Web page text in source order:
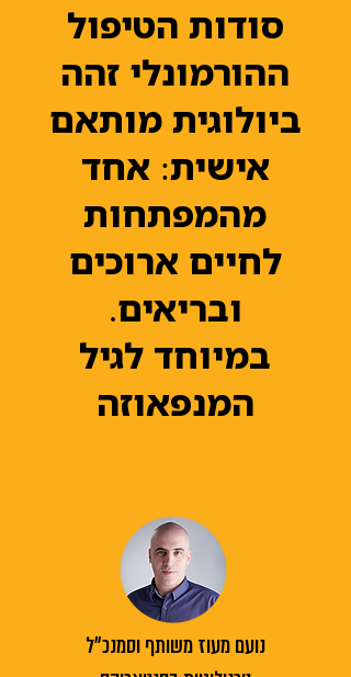
סודות הטיפול
ההורמונלי זהה
ביולוגית מותאם
אישית: אחד
מהמפתחות
לחיים ארוכים
ובריאים.
במיוחד לגיל
המנפאוזה
נועם מעוז משותף וסמנכ"ל